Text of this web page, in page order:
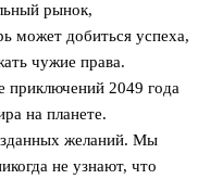
рынок,
может добиться успеха,
чужие права.
приключений 2049 года
на планете.
желаний. Мы
не узнают, что